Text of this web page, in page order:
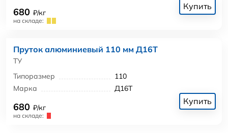
680 ₽/кг
на складе:
Купить
Пруток алюминиевый 110 мм Д16Т
ТУ
Типоразмер
110
Марка
Д16Т
680 ₽/кг
на складе:
Купить